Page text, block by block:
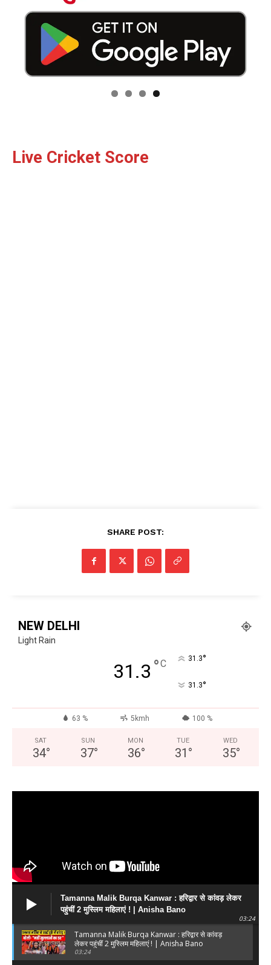
Live Cricket Score
SHARE POST:
NEW DELHI
Light Rain
31.3 °C 31.3°
31.3°
63 % 5kmh 100 %
SAT
34°
SUN
37°
MON
36°
TUE
31 °
WED
35°
Tamanna Malik Burqa Kanwar : हरिद्वार से कांवड़ लेकर
पहुंचीं 2 मुस्लिम महिलाएं ! | Anisha Bano
03:24
Tamanna Malik Burqa Kanwar : हरिद्वार से कांवड़
लेकर पहुंचीं 2 मुस्लिम महिलाएं ! | Anisha Bano
03:24